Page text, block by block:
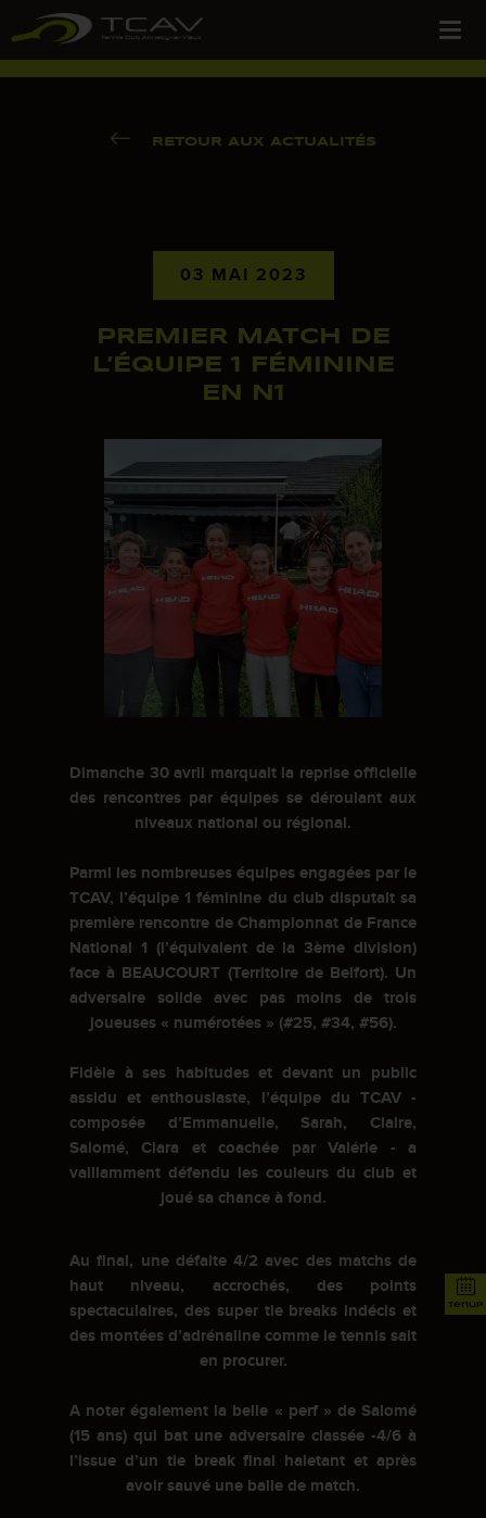
tenup
RETOUR AUX ACTUALITÉS
03 MAI 2023
PREMIER MATCH DE
L’ÉQUIPE 1 FÉMININE
EN N1
Dimanche 30 avril marquait la reprise officielle
des rencontres par équipes se déroulant aux
niveaux national ou régional.
Parmi les nombreuses équipes engagées par le
TCAV, l’équipe 1 féminine du club disputait sa
première rencontre de Championnat de France
National 1 (l’équivalent de la 3ème division)
face à BEAUCOURT (Territoire de Belfort). Un
adversaire solide avec pas moins de trois
joueuses « numérotées » (#25, #34, #56).
Fidèle à ses habitudes et devant un public
assidu et enthousiaste, l’équipe du TCAV -
composée d’Emmanuelle, Sarah, Claire,
Salomé, Clara et coachée par Valérie - a
vaillamment défendu les couleurs du club et
joué sa chance à fond.
Au final, une défaite 4/2 avec des matchs de
haut niveau, accrochés, des points
spectaculaires, des super tie breaks indécis et
des montées d’adrénaline comme le tennis sait
en procurer.
A noter également la belle « perf » de Salomé
(15 ans) qui bat une adversaire classée -4/6 à
l’issue d’un tie break final haletant et après
avoir sauvé une balle de match.